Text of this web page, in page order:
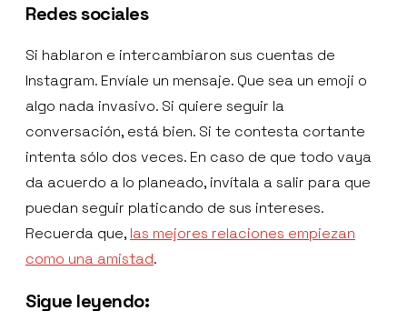
Redes sociales
Si hablaron e intercambiaron sus cuentas de
Instagram. Envíale un mensaje. Que sea un emoji o
algo nada invasivo. Si quiere seguir la
conversación, está bien. Si te contesta cortante
intenta sólo dos veces. En caso de que todo vaya
da acuerdo a lo planeado, invítala a salir para que
puedan seguir platicando de sus intereses.
Recuerda que, las mejores relaciones empiezan
como una amistad.
Sigue leyendo: